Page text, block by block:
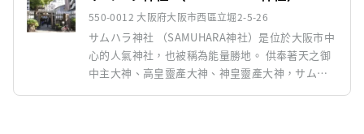
550-0012 大阪府大阪市西區立堀2-5-26
サムハラ神社 （SAMUHARA神社）是位於大阪市中
心的人氣神社，也被稱為能量勝地。 供奉著天之御
中主大神、高皇靈產大神、神皇靈產大神，サムハ